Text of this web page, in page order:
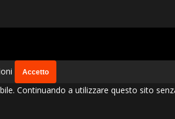
Accetto
Continuando a utilizzare questo sito